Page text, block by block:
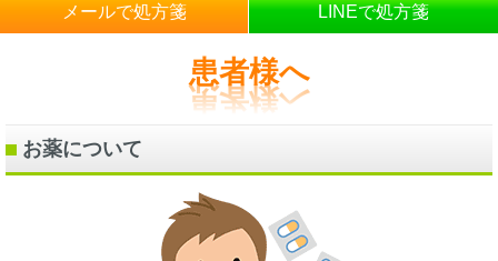
メールで処方箋 LINEで処方箋
患者様へ
お薬について